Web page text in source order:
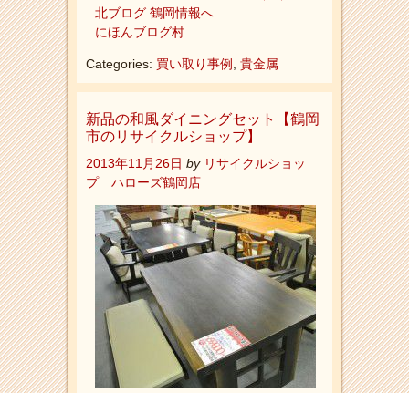
にほんブログ村
Categories: 買い取り事例 貴金属
新品の和風ダイニングセット【鶴岡
市のリサイクルショップ】
2013年11月26日 by リサイクルショッ
プ ハローズ鶴岡店